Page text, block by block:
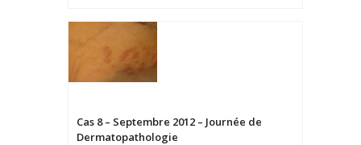
Cas 8 – Septembre 2012 – Journée de
Dermatopathologie